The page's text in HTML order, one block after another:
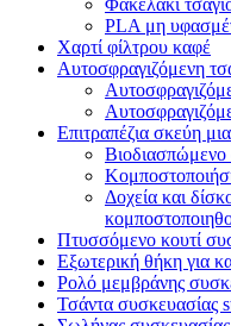
Φακελάκι
PLA μη
Χαρτί φίλτρου καφέ
Αυτοσφραγιζόμενη
Επιτραπέζια σκεύη
Βιοδιασπώμενο
Δοχεία και
Πτυσσόμενο κουτί
Εξωτερική θήκη για
Ρολό μεμβράνης
Τσάντα συσκευασίας